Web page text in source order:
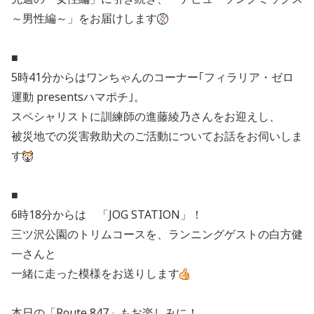
～男性編～」をお届けします
■
5時41分からはワンちゃんのコーナー｢フィラリア・ゼロ
運動 presentsハマポチ｣。
スペシャリストに訓練師の進藤綾乃さんをお迎えし、
被災地での災害救助犬のご活動についてお話をお伺いしま
す
■
6時18分からは 「JOG STATION」！
三ツ沢公園のトリムコースを、ランニングゲストの白方健
一さんと
一緒に走った模様をお送りします